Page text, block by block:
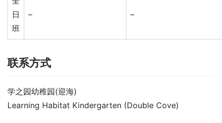
日
班
– –
联系方式
学之园幼稚园(迎海)
Learning Habitat Kindergarten (Double Cove)